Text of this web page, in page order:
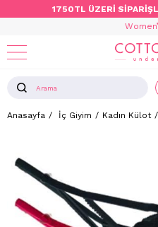
1750TL ÜZERİ
Anasayfa İç Giyim Kadın Külot